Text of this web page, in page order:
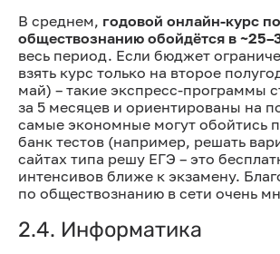
В среднем, годовой онлайн-курс по
обществознанию обойдётся в
весь период. Если бюджет
взять курс только на второе
май) – такие экспресс-программы
за 5 месяцев и ориентированы на
самые экономные могут обойтись
банк тестов (например, решать
сайтах типа решу ЕГЭ – это
интенсивов ближе к экзамену.
по обществознанию в сети очень
2.4. Информатика